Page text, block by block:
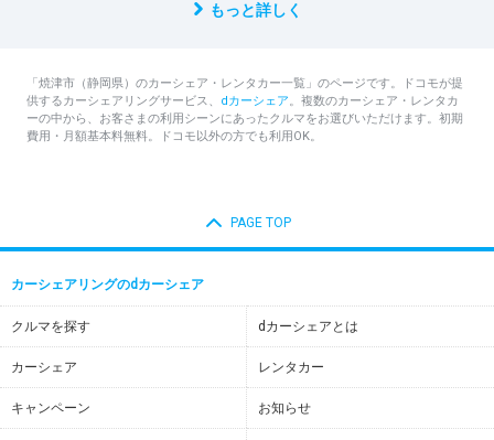
もっと詳しく
「焼津市（静岡県）のカーシェア・レンタカー一覧」のページです。ドコモが提
供するカーシェアリングサービス、 dカーシェア。複数のカーシェア・レンタカ
ーの中から、お客さまの利用シーンにあったクルマをお選びいただけます。初期
費用・月額基本料無料。ドコモ以外の方でも利用OK。
PAGE TOP
カーシェアリングのdカーシェア
クルマを探す dカーシェアとは
カーシェア レンタカー
キャンペーン お知らせ